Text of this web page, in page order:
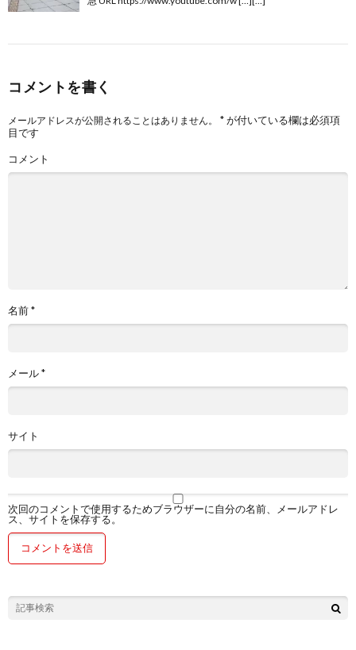
コメントを書く
メールアドレスが公開されることはありません。 *が付いている欄は必須項
目です
コメント
名前*
メール*
サイト
次回のコメントで使用するためブラウザーに自分の名前、メールアドレ
ス、サイトを保存する。